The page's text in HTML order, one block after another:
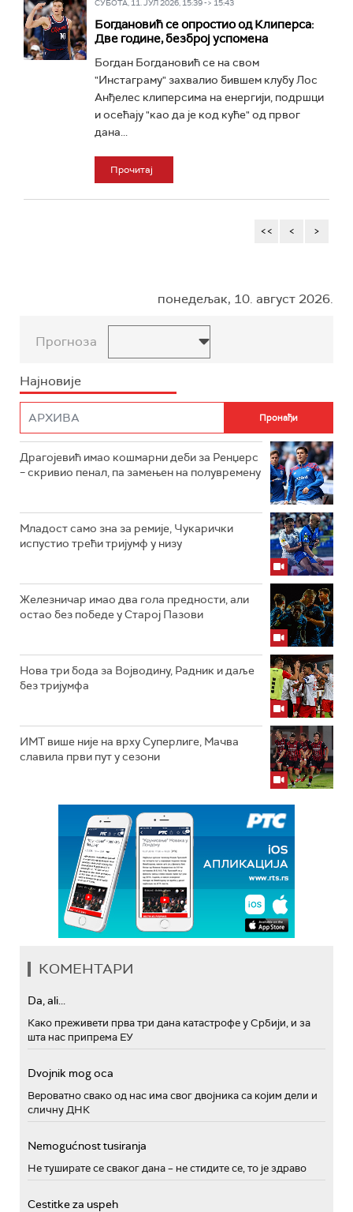
СУБОТА, 11. ЈУЛ 2026, 15:39 -> 15:43
Богдановић се опростио од Клиперса:
Две године, безброј успомена
Богдан Богдановић се на свом
"Инстаграму" захвалио бившем клубу Лос
Анђелес клиперсима на енергији, подршци
и осећају "као да је код куће" од првог
дана...
Прочитај
<< < >
понедељак, 10. август 2026.
Прогноза
Најновије
Драгојевић имао кошмарни деби за Ренџерс
– скривио пенал, па замењен на полувремену
Младост само зна за ремије, Чукарички
испустио трећи тријумф у низу
Железничар имао два гола предности, али
остао без победе у Старој Пазови
Нова три бода за Војводину, Радник и даље
без тријумфа
ИМТ више није на врху Суперлиге, Мачва
славила први пут у сезони
КОМЕНТАРИ
Da, ali...
Како преживети прва три дана катастрофе у Србији, и за
шта нас припрема ЕУ
Dvojnik mog oca
Вероватно свако од нас има свог двојника са којим дели и
сличну ДНК
Nemogućnost tusiranja
Не туширате се сваког дана – не стидите се, то је здраво
Cestitke za uspeh